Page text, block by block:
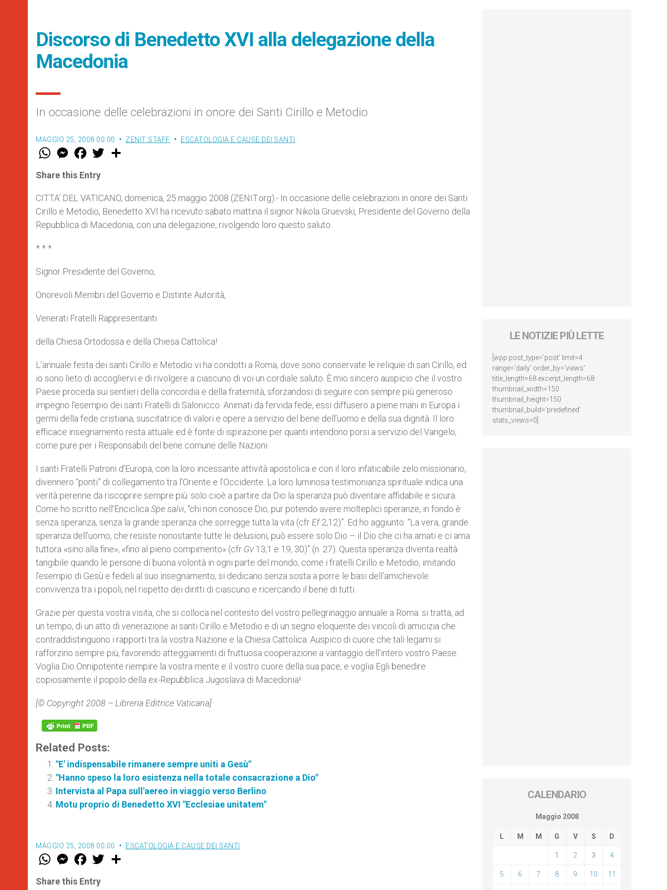
Discorso di Benedetto XVI alla delegazione della
Macedonia
In occasione delle celebrazioni in onore dei Santi Cirillo e Metodio
MAGGIO 25, 2008 00:00 ZENIT STAFF ESCATOLOGIA E CAUSE DEI SANTI
W
t
s
p
p
M
e
s
e
g
e
r
F
a
e
b
o
k
w
r
Share this Entry
CITTA’ DEL VATICANO, domenica, 25 maggio 2008 (ZENIT.org).- In occasione delle celebrazioni in onore dei Santi
Cirillo e Metodio, Benedetto XVI ha ricevuto sabato mattina il signor Nikola Gruevski, Presidente del Governo della
Repubblica di Macedonia, con una delegazione, rivolgendo loro questo saluto.
* * *
Signor Presidente del Governo,
Onorevoli Membri del Governo e Distinte Autorità,
Venerati Fratelli Rappresentanti
della Chiesa Ortodossa e della Chiesa Cattolica!
L’annuale festa dei santi Cirillo e Metodio vi ha condotti a Roma, dove sono conservate le reliquie di san Cirillo, ed
io sono lieto di accogliervi e di rivolgere a ciascuno di voi un cordiale saluto. È mio sincero auspicio che il vostro
Paese proceda sui sentieri della concordia e della fraternità, sforzandosi di seguire con sempre più generoso
impegno l’esempio dei santi Fratelli di Salonicco. Animati da fervida fede, essi diffusero a piene mani in Europa i
germi della fede cristiana, suscitatrice di valori e opere a servizio del bene dell’uomo e della sua dignità. Il loro
efficace insegnamento resta attuale ed è fonte di ispirazione per quanti intendono porsi a servizio del Vangelo,
come pure per i Responsabili del bene comune delle Nazioni.
I santi Fratelli Patroni d’Europa, con la loro incessante attività apostolica e con il loro infaticabile zelo missionario,
divennero “ponti” di collegamento tra l’Oriente e l’Occidente. La loro luminosa testimonianza spirituale indica una
verità perenne da riscoprire sempre più: solo cioè a partire da Dio la speranza può diventare affidabile e sicura.
Come ho scritto nell’Enciclica Spe salvi, “chi non conosce Dio, pur potendo avere molteplici speranze, in fondo è
senza speranza, senza la grande speranza che sorregge tutta la vita (cfr Ef2,12)”. Ed ho aggiunto: “La vera, grande
speranza dell’uomo, che resiste nonostante tutte le delusioni, può essere solo Dio – il Dio che ci ha amati e ci ama
tuttora «sino alla fine», «fino al pieno compimento» (cfr Gv13,1 e 19, 30)” (n. 27). Questa speranza diventa realtà
tangibile quando le persone di buona volontà in ogni parte del mondo, come i fratelli Cirillo e Metodio, imitando
l’esempio di Gesù e fedeli al suo insegnamento, si dedicano senza sosta a porre le basi dell’amichevole
convivenza tra i popoli, nel rispetto dei diritti di ciascuno e ricercando il bene di tutti.
Grazie per questa vostra visita, che si colloca nel contesto del vostro pellegrinaggio annuale a Roma: si tratta, ad
un tempo, di un atto di venerazione ai santi Cirillo e Metodio e di un segno eloquente dei vincoli di amicizia che
contraddistinguono i rapporti tra la vostra Nazione e la Chiesa Cattolica. Auspico di cuore che tali legami si
rafforzino sempre più, favorendo atteggiamenti di fruttuosa cooperazione a vantaggio dell’intero vostro Paese.
Voglia Dio Onnipotente riempire la vostra mente e il vostro cuore della sua pace, e voglia Egli benedire
copiosamente il popolo della ex-Repubblica Jugoslava di Macedonia!
[© Copyright 2008 – Libreria Editrice Vaticana]
Related Posts:
"E' indispensabile rimanere sempre uniti a Gesù"
"Hanno speso la loro esistenza nella totale consacrazione a Dio"
Intervista al Papa sull'aereo in viaggio verso Berlino
Motu proprio di Benedetto XVI "Ecclesiae unitatem"
MAGGIO 25, 2008 00:00 ESCATOLOGIA E CAUSE DEI SANTI
W
t
s
M
e
s
e
F
a
e
b
w
Share this Entry
LE NOTIZIE PIÙ LETTE
[wpp post_type='post' limit=4
range='daily' order_by='views'
title_length=68 excerpt_length=68
thumbnail_width=150
thumbnail_height=150
thumbnail_build='predefined'
stats_views=0]
CALENDARIO
Maggio 2008
L M M G V S D
1 2 3 4
5 6 7 8 9 10 11